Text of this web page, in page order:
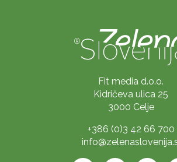
Fit media d.o.o.
Kidričeva ulica 25
3000 Celje
+386 (0)3 42 66 700